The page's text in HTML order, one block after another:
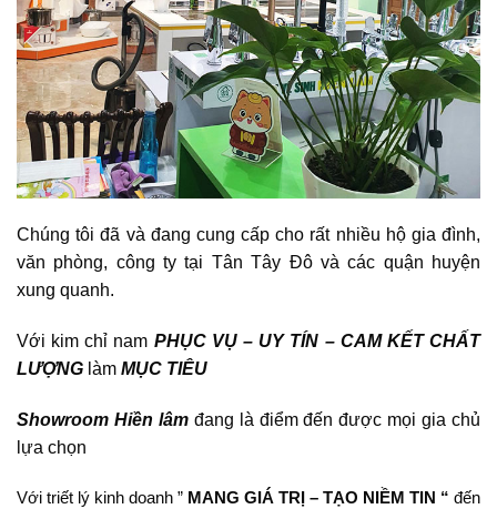
Chúng tôi đã và đang cung cấp cho rất nhiều hộ gia đình,
văn phòng, công ty tại Tân Tây Đô và các quận huyện
xung quanh.
Với kim chỉ nam PHỤC VỤ – UY TÍN – CAM KẾT CHẤT
LƯỢNG làm MỤC TIÊU
Showroom Hiền lâmđang là điểm đến được mọi gia chủ
lựa chọn
Với triết lý kinh doanh ” MANG GIÁ TRỊ – TẠO NIỀM TIN “ đến